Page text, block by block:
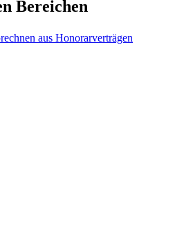
Bereichen
aus Honorarverträgen